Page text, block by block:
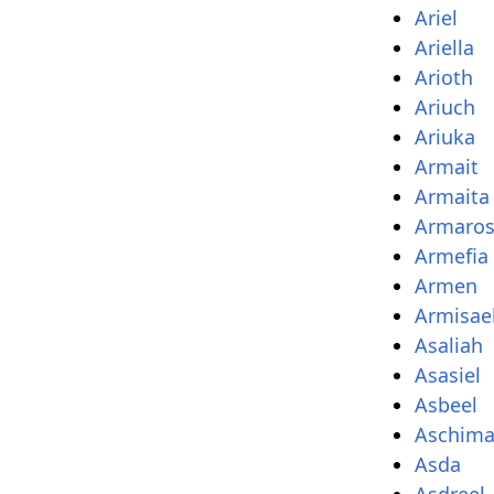
Ariel
Ariella
Arioth
Ariuch
Ariuka
Armait
Armaita
Armaros
Armefia
Armen
Armisael
Asaliah
Asasiel
Asbeel
Asda